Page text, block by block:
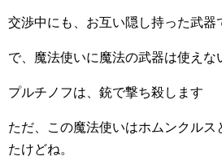
交渉中にも、お互い隠し持った武器
で、魔法使いに魔法の武器は使えな
プルチノフは、銃で撃ち殺します
ただ、この魔法使いはホムンクルス
たけどね。